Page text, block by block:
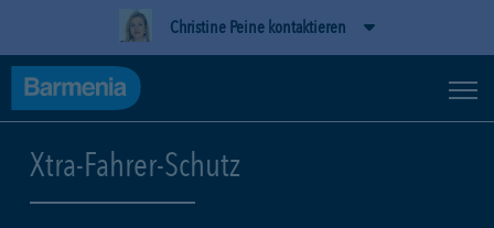
Christine Peine kontaktieren
Xtra-Fahrer-Schutz